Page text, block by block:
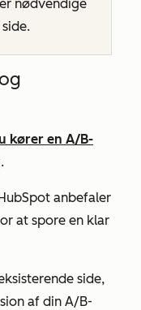
er nødvendige
kører en A/B-
anbefaler
at spore en klar
side,
af din A/B-